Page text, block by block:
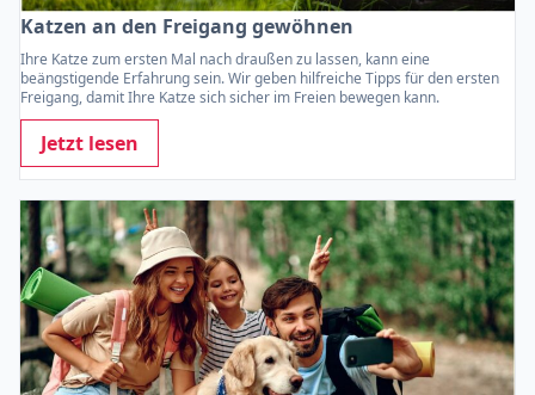
Katzen an den Freigang gewöhnen
Ihre Katze zum ersten Mal nach draußen zu lassen, kann eine
beängstigende Erfahrung sein. Wir geben hilfreiche Tipps für den ersten
Freigang, damit Ihre Katze sich sicher im Freien bewegen kann.
Jetzt lesen